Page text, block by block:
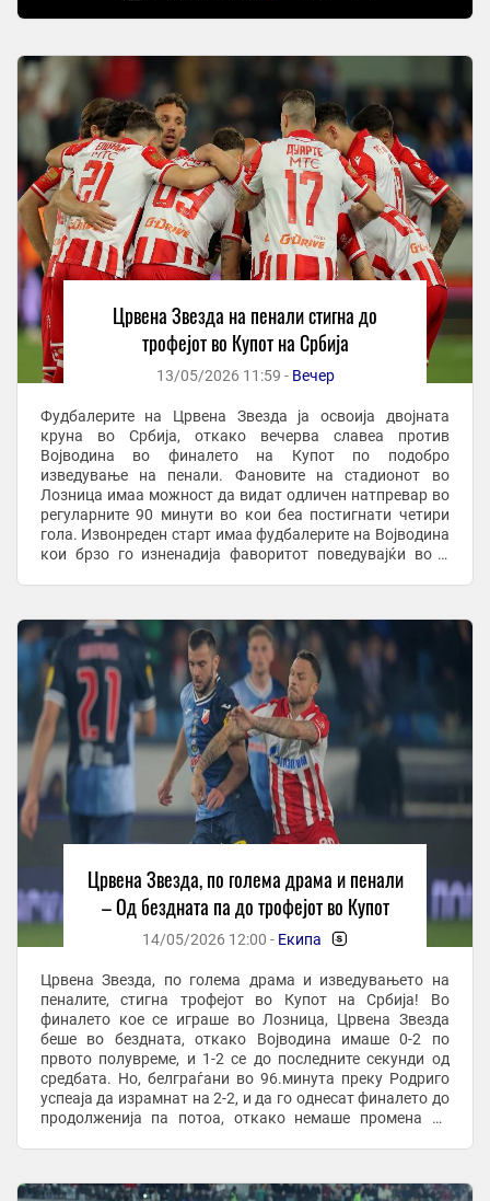
Црвена Звезда на пенали стигна до
трофејот во Купот на Србија
13/05/2026 11:59 - Вечер
Фудбалерите на Црвена Звезда ја освоија двојната
круна во Србија, откако вечерва славеа против
Војводина во финалето на Купот по подобро
изведување на пенали. Фановите на стадионот во
Лозница имаа можност да видат одличен натпревар во
регуларните 90 минути во кои беа постигнати четири
гола. Извонреден старт имаа фудбалерите на Војводина
кои брзо го изненадија фаворитот поведувајќи во 2
Црвена Звезда, по голема драма и пенали
– Од бездната па до трофејот во Купот
14/05/2026 12:00 - Екипа -
Црвена Звезда, по голема драма и изведувањето на
пеналите, стигна трофејот во Купот на Србија! Во
финалето кое се играше во Лозница, Црвена Звезда
беше во бездната, откако Војводина имаше 0-2 по
првото полувреме, и 1-2 се до последните секунди од
средбата. Но, белграѓани во 96.минута преку Родриго
успеаја да израмнат на 2-2, и да го однесат финалето до
продолженија па потоа, откако немаше промена на